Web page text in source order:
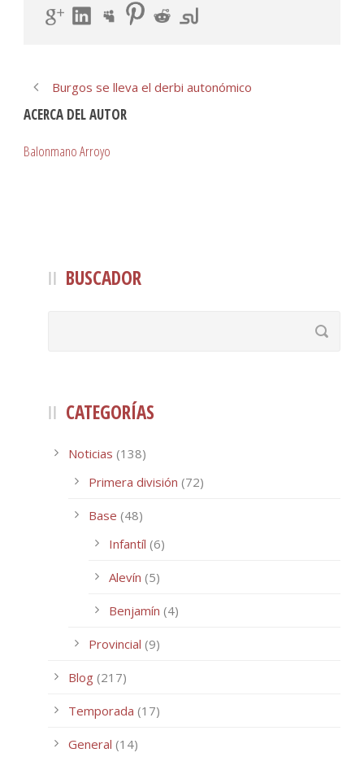
Burgos se lleva el derbi autonómico
ACERCA DEL AUTOR
Balonmano Arroyo
BUSCADOR
CATEGORÍAS
Noticias (138)
Primera división (72)
Base (48)
Infantíl (6)
Alevín (5)
Benjamín (4)
Provincial (9)
Blog (217)
Temporada (17)
General (14)